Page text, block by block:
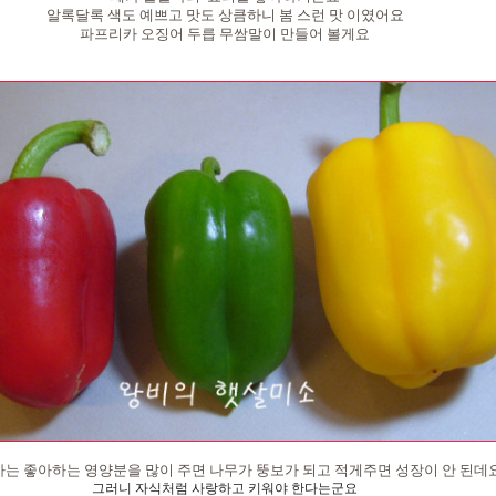
알록달록 색도 예쁘고 맛도 상큼하니 봄 스런 맛 이였어요
파프리카 오징어 두릅 무쌈말이 만들어 볼게요
는 좋아하는 영양분을 많이 주면 나무가 뚱보가 되고 적게주면 성장이 안 된데
그러니 자식처럼 사랑하고 키워야 한다는군요